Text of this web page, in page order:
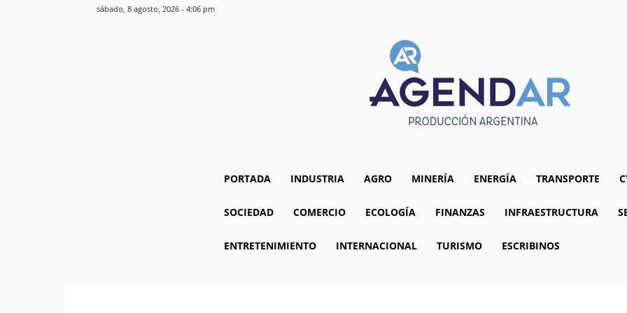
sábado, 8 agosto, 2026 - 4:06 pm
PORTADA INDUSTRIA AGRO MINERÍA ENERGÍA TRANSPORTE
SOCIEDAD COMERCIO ECOLOGÍA FINANZAS INFRAESTRUCTURA
ENTRETENIMIENTO INTERNACIONAL TURISMO ESCRIBINOS